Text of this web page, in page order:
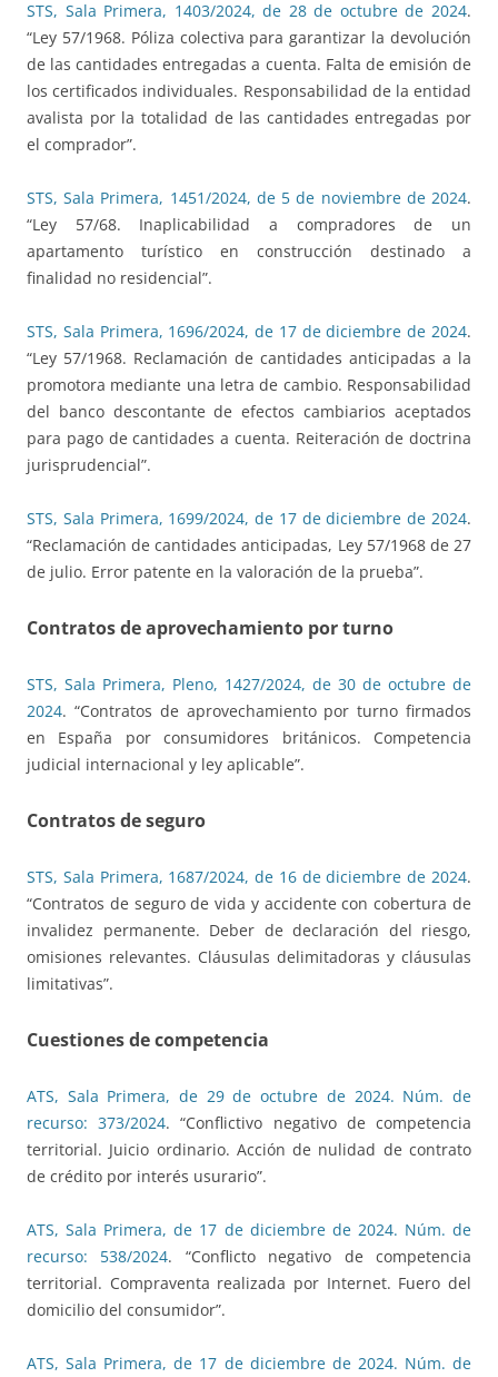
STS, Sala Primera, 1403/2024, de 28 de octubre de 2024.
“Ley 57/1968. Póliza colectiva para garantizar la devolución
de las cantidades entregadas a cuenta. Falta de emisión de
los certificados individuales. Responsabilidad de la entidad
avalista por la totalidad de las cantidades entregadas por
el comprador”.
STS, Sala Primera, 1451/2024, de 5 de noviembre de 2024.
“Ley 57/68. Inaplicabilidad a compradores de un
apartamento turístico en construcción destinado a
finalidad no residencial”.
STS, Sala Primera, 1696/2024, de 17 de diciembre de 2024.
“Ley 57/1968. Reclamación de cantidades anticipadas a la
promotora mediante una letra de cambio. Responsabilidad
del banco descontante de efectos cambiarios aceptados
para pago de cantidades a cuenta. Reiteración de doctrina
jurisprudencial”.
STS, Sala Primera, 1699/2024, de 17 de diciembre de 2024.
“Reclamación de cantidades anticipadas, Ley 57/1968 de 27
de julio. Error patente en la valoración de la prueba”.
Contratos de aprovechamiento por turno
STS, Sala Primera, Pleno, 1427/2024, de 30 de octubre de
2024. “Contratos de aprovechamiento por turno firmados
en España por consumidores británicos. Competencia
judicial internacional y ley aplicable”.
Contratos de seguro
STS, Sala Primera, 1687/2024, de 16 de diciembre de 2024.
“Contratos de seguro de vida y accidente con cobertura de
invalidez permanente. Deber de declaración del riesgo,
omisiones relevantes. Cláusulas delimitadoras y cláusulas
limitativas”.
Cuestiones de competencia
ATS, Sala Primera, de 29 de octubre de 2024. Núm. de
recurso: 373/2024. “Conflictivo negativo de competencia
territorial. Juicio ordinario. Acción de nulidad de contrato
de crédito por interés usurario”.
ATS, Sala Primera, de 17 de diciembre de 2024. Núm. de
recurso: 538/2024. “Conflicto negativo de competencia
territorial. Compraventa realizada por Internet. Fuero del
domicilio del consumidor”.
ATS, Sala Primera, de 17 de diciembre de 2024. Núm. de